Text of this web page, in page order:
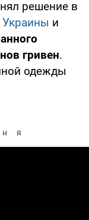
решение в
и
гривен.
одежды